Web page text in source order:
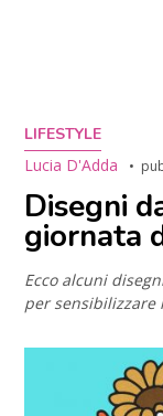
LIFESTYLE
Lucia D'Adda
Disegni
giornata
Ecco alcuni
per